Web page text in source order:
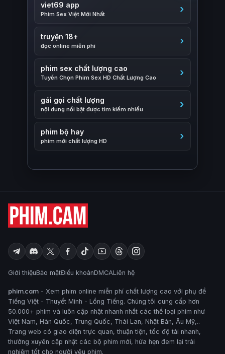
viet69 app
Phim Sex Việt Mới Nhất
truyện 18+
đọc online miễn phí
phim sex chất lượng cao
Tuyển Chọn Phim Sex HD Chất Lượng Cao
gái gọi chất lượng
nội dung nổi bật được tìm kiếm nhiều
phim bộ hay
phim mới chất lượng HD
Giới thiệuBảo mậtĐiều khoảnDMCALiên hệ
phim.cam- Xem phim online miễn phí chất lượng cao với phụ đề
Tiếng Việt - Thuyết Minh - Lồng Tiếng. Chúng tôi cung cấp hơn
50.000+ phim và luôn cập nhật nhanh nhất các thể loại phim như
Việt Nam, Hàn Quốc, Trung Quốc, Thái Lan, Nhật Bản, Âu Mỹ,..
Trang web có giao diện trực quan, thuận tiện, tốc độ tải nhanh,
thường xuyên cập nhật các bộ phim mới, hứa hẹn đem lại trải
nghiệm tốt cho người yêu phim.